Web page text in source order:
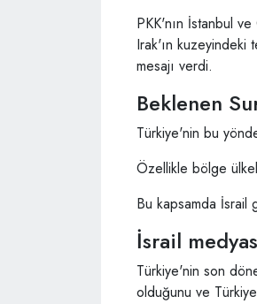
PKK'nın İstanbul
Irak'ın kuzeyindeki
mesajı verdi.
Beklenen
Türkiye'nin bu
Özellikle bölge
Bu kapsamda İsrail
İsrail
Türkiye'nin son
olduğunu ve